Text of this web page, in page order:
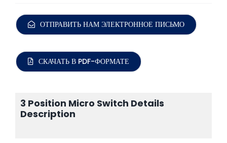
ОТПРАВИТЬ НАМ ЭЛЕКТРОННОЕ ПИСЬМО
СКАЧАТЬ В PDF-ФОРМАТЕ
3 Position Micro Switch Details
Description